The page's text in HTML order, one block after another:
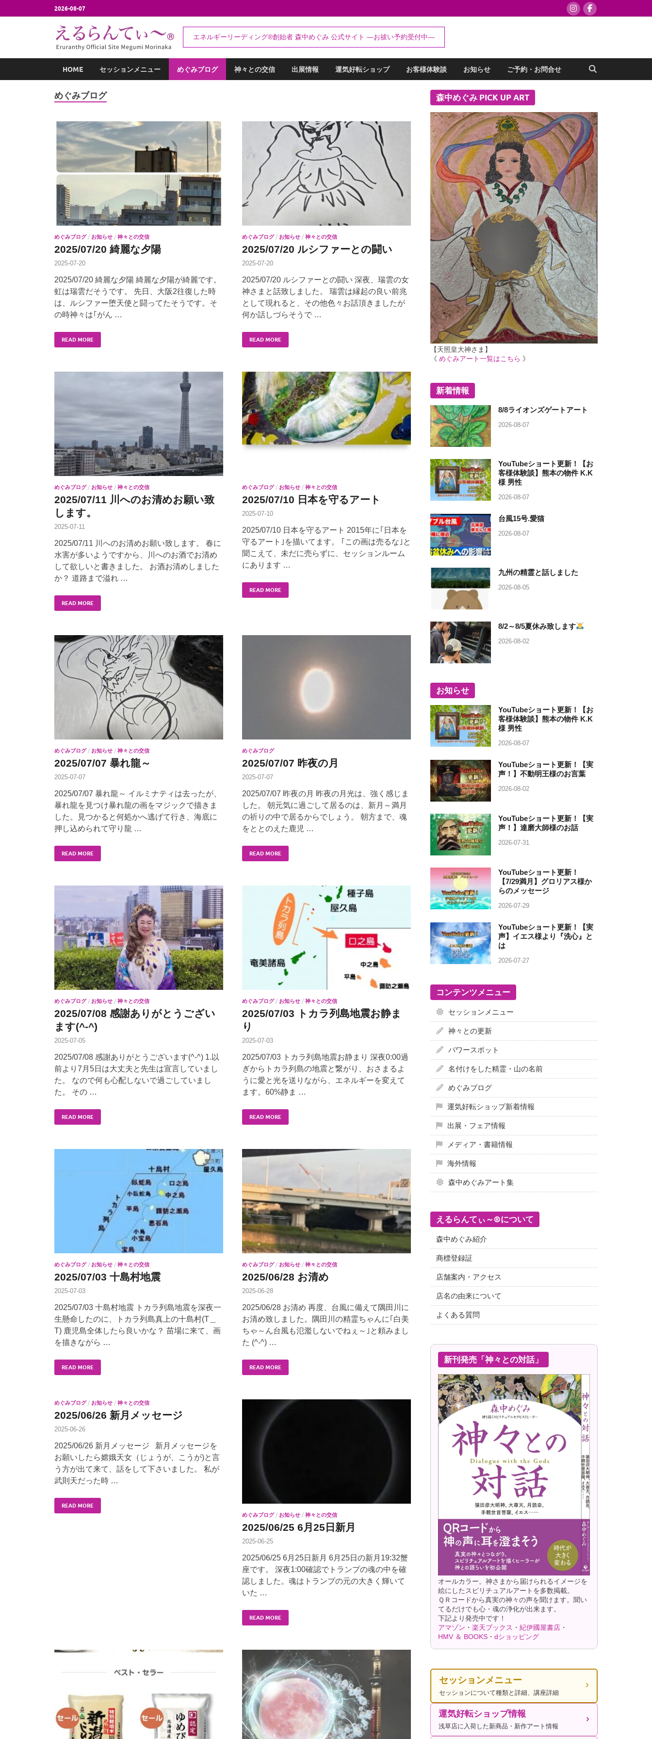
2026-08-07
えるらんてぃ～®
エネルギーリーディング®創始者 森中めぐみ｜お祓い・セッション予約受付中
エネルギーリーディング®創始者 森中めぐみ 公式サイト ―お祓い予約受付中―
HOME セッションメニュー めぐみブログ 神々との交信 出展情報 運気好転ショップ お客様体験談 お知らせ ご予約・お問合せ
めぐみブログ
めぐみブログ/ お知らせ / 神々との交信
2025/07/20 綺麗な夕陽
2025-07-20
2025/07/20 綺麗な夕陽 綺麗な夕陽が綺麗です。
虹は瑞雲だそうです。 先日、大阪2往復した時
は、ルシファー堕天使と闘ってたそうです。そ
の時神々は｢がん …
READ MORE
めぐみブログ/ お知らせ / 神々との交信
2025/07/20 ルシファーとの闘い
2025-07-20
2025/07/20 ルシファーとの闘い 深夜、瑞雲の女
神さまと話致しました。 瑞雲は縁起の良い前兆
として現れると、その他色々お話頂きましたが
何か話しづらそうで …
READ MORE
めぐみブログ/ お知らせ / 神々との交信
2025/07/11 川へのお清めお願い致
します。
2025-07-11
2025/07/11 川へのお清めお願い致します。 春に
水害が多いようですから、川へのお酒でお清め
して欲しいと書きました。 お酒お清めしました
か？ 道路まで溢れ …
READ MORE
めぐみブログ/ お知らせ / 神々との交信
2025/07/10 日本を守るアート
2025-07-10
2025/07/10 日本を守るアート 2015年に｢日本を
守るアート｣を描いてます。 ｢この画は売るな｣と
聞こえて、未だに売らずに、セッションルーム
にあります …
READ MORE
めぐみブログ/ お知らせ / 神々との交信
2025/07/07 暴れ龍～
2025-07-07
2025/07/07 暴れ龍～ イルミナティは去ったが、
暴れ龍を見つけ暴れ龍の画をマジックで描きま
した。見つかると何処かへ逃げて行き、海底に
押し込められて守り龍 …
READ MORE
めぐみブログ
2025/07/07 昨夜の月
2025-07-07
2025/07/07 昨夜の月 昨夜の月光は、強く感じま
した。 朝元気に過ごして居るのは、新月～満月
の祈りの中で居るからでしょう。 朝方まで、魂
をととのえた鹿児 …
READ MORE
めぐみブログ/ お知らせ / 神々との交信
2025/07/08 感謝ありがとうござい
ます(^-^)
2025-07-05
2025/07/08 感謝ありがとうございます(^-^) 1.以
前より7月5日は大丈夫と先生は宣言していまし
た。 なので何も心配しないで過ごしていまし
た。 その …
READ MORE
めぐみブログ/ お知らせ / 神々との交信
2025/07/03 トカラ列島地震お静ま
り
2025-07-03
2025/07/03 トカラ列島地震お静まり 深夜0:00過
ぎからトカラ列島の地震と繋がり、おさまるよ
うに愛と光を送りながら、エネルギーを変えて
ます。60%静ま …
READ MORE
めぐみブログ/ お知らせ / 神々との交信
2025/07/03 十島村地震
2025-07-03
2025/07/03 十島村地震 トカラ列島地震を深夜一
生懸命したのに、トカラ列島真上の十島村(T＿
T) 鹿児島全体したら良いかな？ 苗場に来て、画
を描きながら …
READ MORE
めぐみブログ/ お知らせ / 神々との交信
2025/06/28 お清め
2025-06-28
2025/06/28 お清め 再度、台風に備えて隅田川に
お清め致しました。隅田川の精霊ちゃんに｢白美
ちゃ～ん台風も氾濫しないでねぇ～｣と頼みまし
た (^-^) …
READ MORE
めぐみブログ/ お知らせ / 神々との交信
2025/06/26 新月メッセージ
2025-06-26
2025/06/26 新月メッセージ 新月メッセージを
お願いしたら嫦娥天女（じょうが、こうが)と言
う方が出て来て、話をして下さいました。 私が
武則天だった時 …
READ MORE
めぐみブログ/ お知らせ / 神々との交信
2025/06/25 6月25日新月
2025-06-25
2025/06/25 6月25日新月 6月25日の新月19:32蟹
座です。 深夜1:00確認でトランプの魂の中を確
認しました。魂はトランプの元の大きく輝いて
いた …
READ MORE
森中めぐみ PICK UP ART
【天照皇大神さま】
《めぐみアート一覧はこちら 》
新着情報
8/8ライオンズゲートアート
2026-08-07
YouTubeショート更新！【お
客様体験談】熊本の物件 K.K
様 男性
2026-08-07
台風15号.愛猫
2026-08-07
九州の精霊と話しました
2026-08-05
8/2～8/5夏休み致します
2026-08-02
お知らせ
YouTubeショート更新！【お
客様体験談】熊本の物件 K.K
様 男性
2026-08-07
YouTubeショート更新！【実
声！】不動明王様のお言葉
2026-08-02
YouTubeショート更新！【実
声！】達磨大師様のお話
2026-07-31
YouTubeショート更新！
【7/29満月】グロリアス様か
らのメッセージ
2026-07-29
YouTubeショート更新！【実
声】イエス様より『洗心』と
は
2026-07-27
コンテンツメニュー
セッションメニュー
神々との更新
パワースポット
名付けをした精霊・山の名前
めぐみブログ
運気好転ショップ新着情報
出展・フェア情報
メディア・書籍情報
海外情報
森中めぐみアート集
えるらんてぃ～®について
森中めぐみ紹介
商標登録証
店舗案内・アクセス
店名の由来について
よくある質問
新刊発売「神々との対話」
オールカラー。神さまから届けられるイメージを
絵にしたスピリチュアルアートを多数掲載。
ＱＲコードから真実の神々の声を聞けます。聞い
てるだけでも心・魂の浄化が出来ます。
下記より発売中です！
アマゾン ・楽天ブックス ・紀伊國屋書店 ・
HMV ＆ BOOKS ・dショッピング
セッションメニュー
セッションについて種類と詳細、講座詳細
運気好転ショップ情報
浅草店に入荷した新商品・新作アート情報